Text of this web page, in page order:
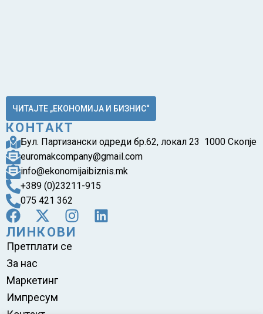
ЧИТАЈТЕ „ЕКОНОМИЈА И БИЗНИС“
КОНТАКТ
Бул. Партизански одреди бр.62, локал 23 1000 Скопје
euromakcompany@gmail.com
info@ekonomijaibiznis.mk
+389 (0)23211-915
075 421 362
ЛИНКОВИ
Претплати се
За нас
Маркетинг
Импресум